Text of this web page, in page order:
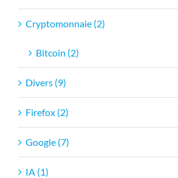
Cryptomonnaie (2)
Bitcoin (2)
Divers (9)
Firefox (2)
Google (7)
IA (1)